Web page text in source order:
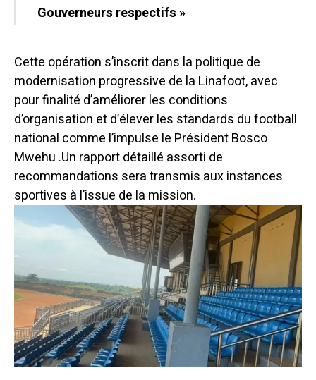
Gouverneurs respectifs »
Cette opération s’inscrit dans la politique de
modernisation progressive de la Linafoot, avec
pour finalité d’améliorer les conditions
d’organisation et d’élever les standards du football
national comme l’impulse le Président Bosco
Mwehu .Un rapport détaillé assorti de
recommandations sera transmis aux instances
sportives à l’issue de la mission.